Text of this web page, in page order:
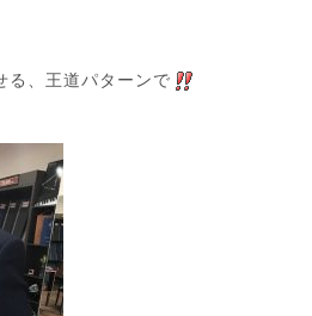
る、王道パターンで